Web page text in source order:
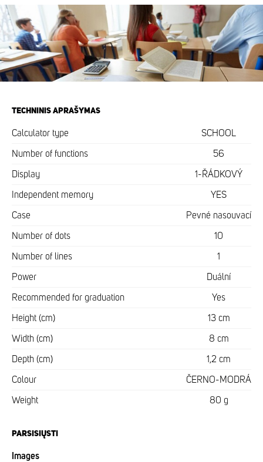
TECHNINIS APRAŠYMAS
Calculator type SCHOOL
Number of functions 56
Display 1-ŘÁDKOVÝ
Independent memory YES
Case Pevné nasouvací
Number of dots 10
Number of lines 1
Power Duální
Recommended for graduation Yes
Height (cm) 13 cm
Width (cm) 8 cm
Depth (cm) 1,2 cm
Colour ČERNO-MODRÁ
Weight 80 g
PARSISIŲSTI
Images